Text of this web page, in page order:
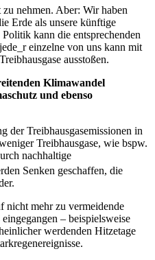
nehmen. Aber: Wir haben
Erde als unsere künftige
kann die entsprechenden
einzelne von uns kann mit
ausstoßen.
Klimawandel
und ebenso
der Treibhausgasemissionen in
Treibhausgase, wie bspw.
nachhaltige
Senken geschaffen, die
nicht mehr zu vermeidende
– beispielsweise
werdenden Hitzetage